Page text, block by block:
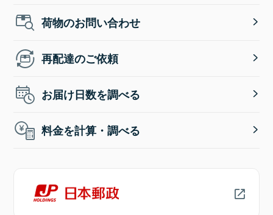
荷物のお問い合わせ
再配達のご依頼
お届け日数を調べる
料金を計算・調べる